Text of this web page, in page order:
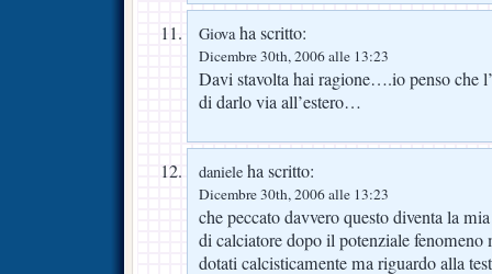
Giovaha scritto:
Dicembre 30th, 2006 alle 13:23
Davi stavolta hai ragione….io penso che
di darlo via all’estero…
daniele ha scritto:
Dicembre 30th, 2006 alle 13:23
che peccato davvero questo diventa la
di calciatore dopo il potenziale
dotati calcisticamente ma riguardo alla